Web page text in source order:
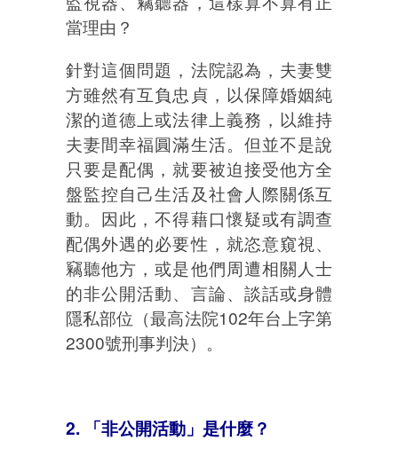
當理由？
針對這個問題，法院認為，夫妻雙
方雖然有互負忠貞，以保障婚姻純
潔的道德上或法律上義務，以維持
夫妻間幸福圓滿生活。但並不是說
只要是配偶，就要被迫接受他方全
盤監控自己生活及社會人際關係互
動。因此，不得藉口懷疑或有調查
配偶外遇的必要性，就恣意窺視、
竊聽他方，或是他們周遭相關人士
的非公開活動、言論、談話或身體
隱私部位（最高法院102年台上字第
2300號刑事判決）。
2. 「非公開活動」是什麼？